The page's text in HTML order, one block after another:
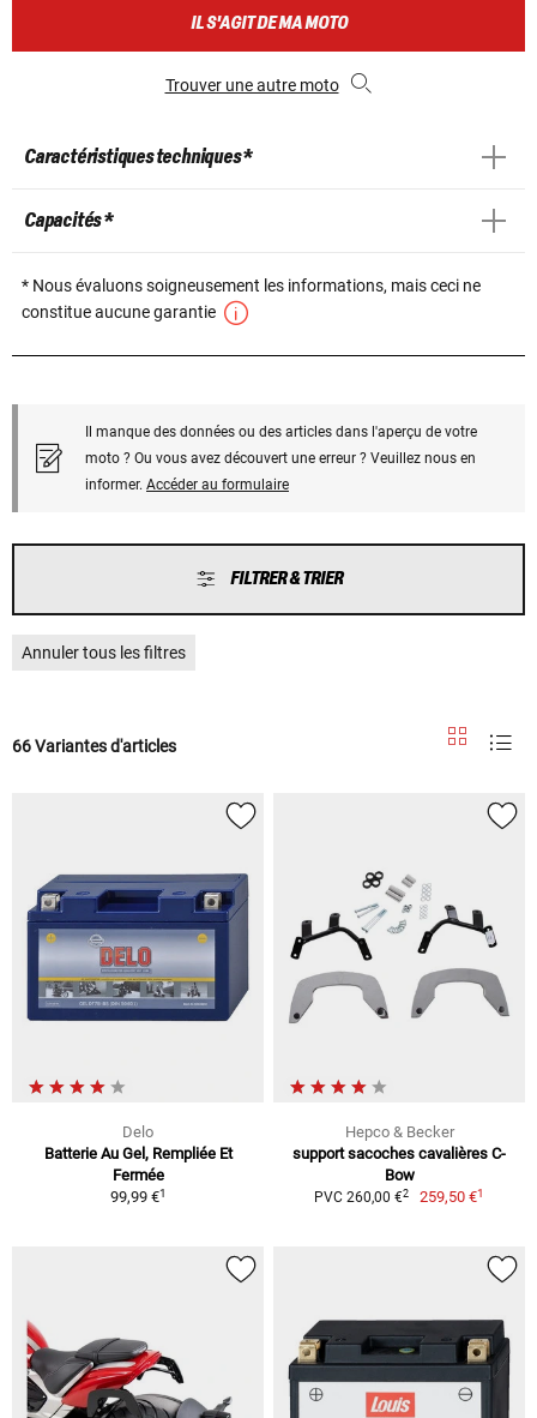
IL S'AGIT DE MA MOTO
Trouver une autre moto
Caractéristiques techniques *
Capacités *
* Nous évaluons soigneusement les informations, mais ceci ne
constitue aucune garantie
Il manque des données ou des articles dans l'aperçu de votre
moto ? Ou vous avez découvert une erreur ? Veuillez nous en
informer. Accéder au formulaire
FILTRER & TRIER
Annuler tous les filtres
66 Variantes d'articles
Delo
Batterie Au Gel, Rempliée Et
Fermée
99,99 €1
Hepco & Becker
support sacoches cavalières C-
Bow
PVC 260,00 €2 259,50 €1